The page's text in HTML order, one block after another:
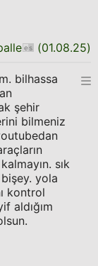
(01.08.25)
bilhassa
şehir
bilmeniz
sık
yola
kontrol
aldığım